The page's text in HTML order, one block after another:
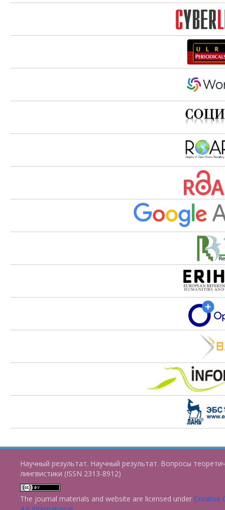
Научный результат. Научный результат. Вопросы
лингвистики (ISSN 2313-8912)
The journal materials and website are licensed under Creative